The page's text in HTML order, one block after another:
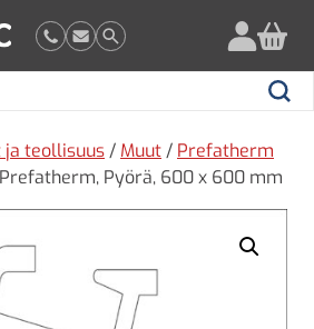
Hae
ja teollisuus / Muut / Prefatherm
Pyörä, 600 x 600 mm